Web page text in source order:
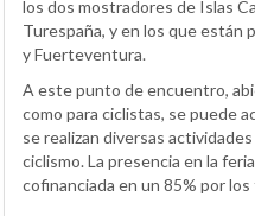
los dos mostradores de Islas
Turespaña, y en los que están
y Fuerteventura.
A este punto de encuentro,
como para ciclistas, se puede
se realizan diversas
ciclismo. La presencia en la
cofinanciada en un 85% por